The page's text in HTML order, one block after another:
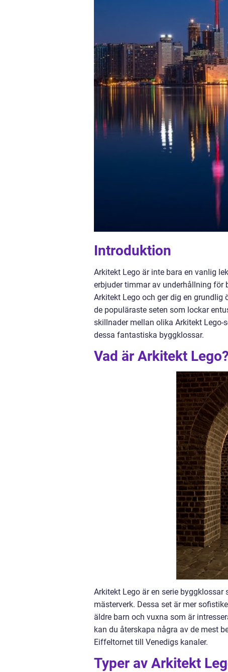
Introduktion
Arkitekt Lego är inte bara en vanlig
erbjuder timmar av underhållning för
Arkitekt Lego och ger dig en
de populäraste seten som lockar
skillnader mellan olika Arkitekt Lego-
dessa fantastiska byggklossar.
Vad är Arkitekt Lego?
Arkitekt Lego är en serie
mästerverk. Dessa set är mer
äldre barn och vuxna som är
kan du återskapa några av de mest
Eiffeltornet till Venedigs kanaler.
Typer av Arkitekt